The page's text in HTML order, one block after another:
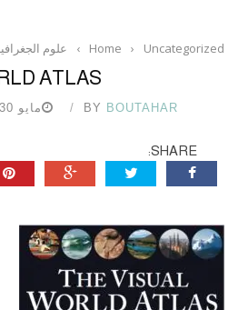
Home › Uncategorized
› علوم
ATLAS
BY BOUTAHAR مايو 30, 2020
SHARE: